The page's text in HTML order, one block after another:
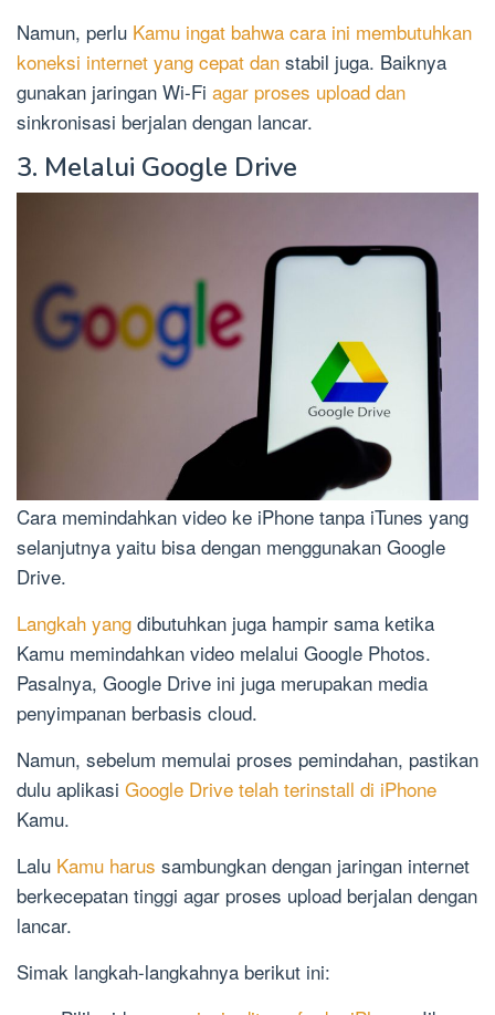
Namun, perlu Kamu ingat bahwa cara ini membutuhkan
koneksi internet yang cepat dan stabil juga. Baiknya
gunakan jaringan Wi-Fi agar proses upload dan
sinkronisasi berjalan dengan lancar.
3. Melalui Google Drive
Cara memindahkan video ke iPhone tanpa iTunes yang
selanjutnya yaitu bisa dengan menggunakan Google
Drive.
Langkah yang dibutuhkan juga hampir sama ketika
Kamu memindahkan video melalui Google Photos.
Pasalnya, Google Drive ini juga merupakan media
penyimpanan berbasis cloud.
Namun, sebelum memulai proses pemindahan, pastikan
dulu aplikasi Google Drive telah terinstall di iPhone
Kamu.
Lalu Kamu harus sambungkan dengan jaringan internet
berkecepatan tinggi agar proses upload berjalan dengan
lancar.
Simak langkah-langkahnya berikut ini: